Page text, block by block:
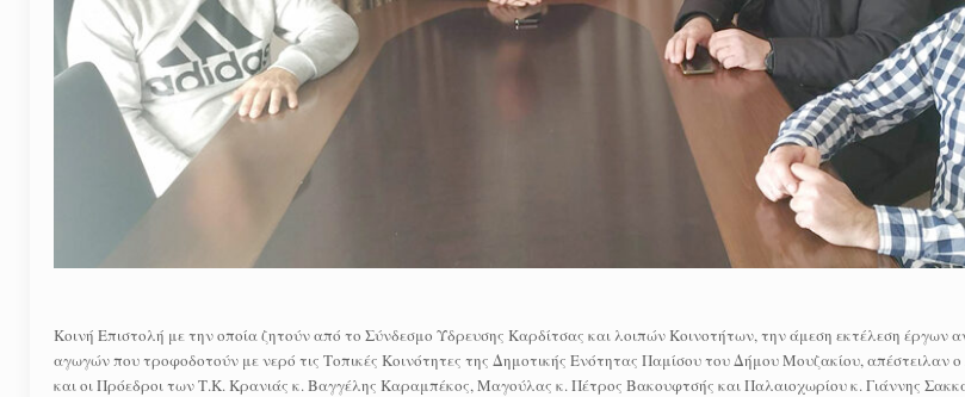
Κοινή Επιστολή με την οποία ζητούν από το Σύνδεσμο Ύδρευσης Καρδίτσας και λοιπών Κοινοτήτων, την άμεση εκτέλεση έργων
αγωγών που τροφοδοτούν με νερό τις Τοπικές Κοινότητες της Δημοτικής Ενότητας Παμίσου του Δήμου Μουζακίου, απέστειλαν
και οι Πρόεδροι των Τ.Κ. Κρανιάς κ. Βαγγέλης Καραμπέκος, Μαγούλας κ. Πέτρος Βακουφτσής και Παλαιοχωρίου κ. Γιάννης